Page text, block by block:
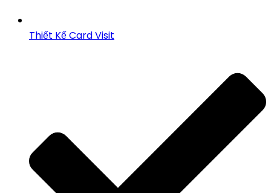
Thiết Kế Card Visit